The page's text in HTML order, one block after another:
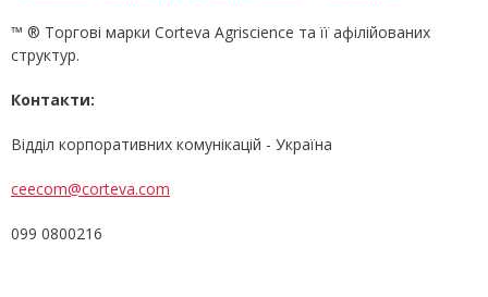
™ ® Торгові марки Corteva Agriscience та її афілійованих
структур.
Контакти:
Відділ корпоративних комунікацій - Україна
ceecom@corteva.com
099 0800216